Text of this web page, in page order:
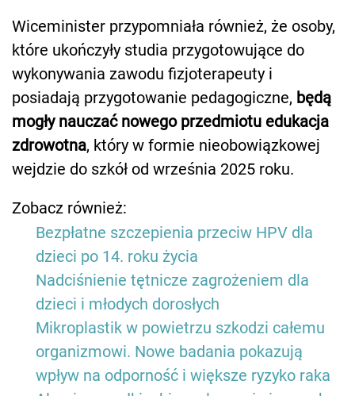
Wiceminister przypomniała również, że osoby,
które ukończyły studia przygotowujące do
wykonywania zawodu fizjoterapeuty i
posiadają przygotowanie pedagogiczne, będą
mogły nauczać nowego przedmiotu edukacja
zdrowotna, który w formie nieobowiązkowej
wejdzie do szkół od września 2025 roku.
Zobacz również:
Bezpłatne szczepienia przeciw HPV dla
dzieci po 14. roku życia
Nadciśnienie tętnicze zagrożeniem dla
dzieci i młodych dorosłych
Mikroplastik w powietrzu szkodzi całemu
organizmowi. Nowe badania pokazują
wpływ na odporność i większe ryzyko raka